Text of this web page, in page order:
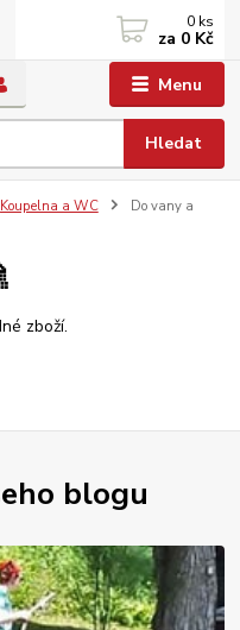
Menu
Hledat
0 ks
za 0 Kč
Koupelna a WC
Do vany a
zboží.
blogu